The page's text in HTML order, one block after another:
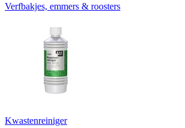
Verfbakjes, emmers & roosters
Kwastenreiniger